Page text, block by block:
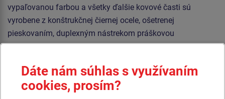
vypaľovanou farbou a všetky ďalšie kovové časti sú
vyrobene z konštrukčnej čiernej ocele, ošetrenej
pieskovaním, duplexným nástrekom práškovou
vypaľovanou farbou. Tieto konštrukcie sú uložené do
Podesta je vyrobená z HPL (vysokotlakový laminát
opatrený protišmykom, ktorý sa vyznačuje vysokou
Dáte nám súhlas s využívaním
cookies, prosím?